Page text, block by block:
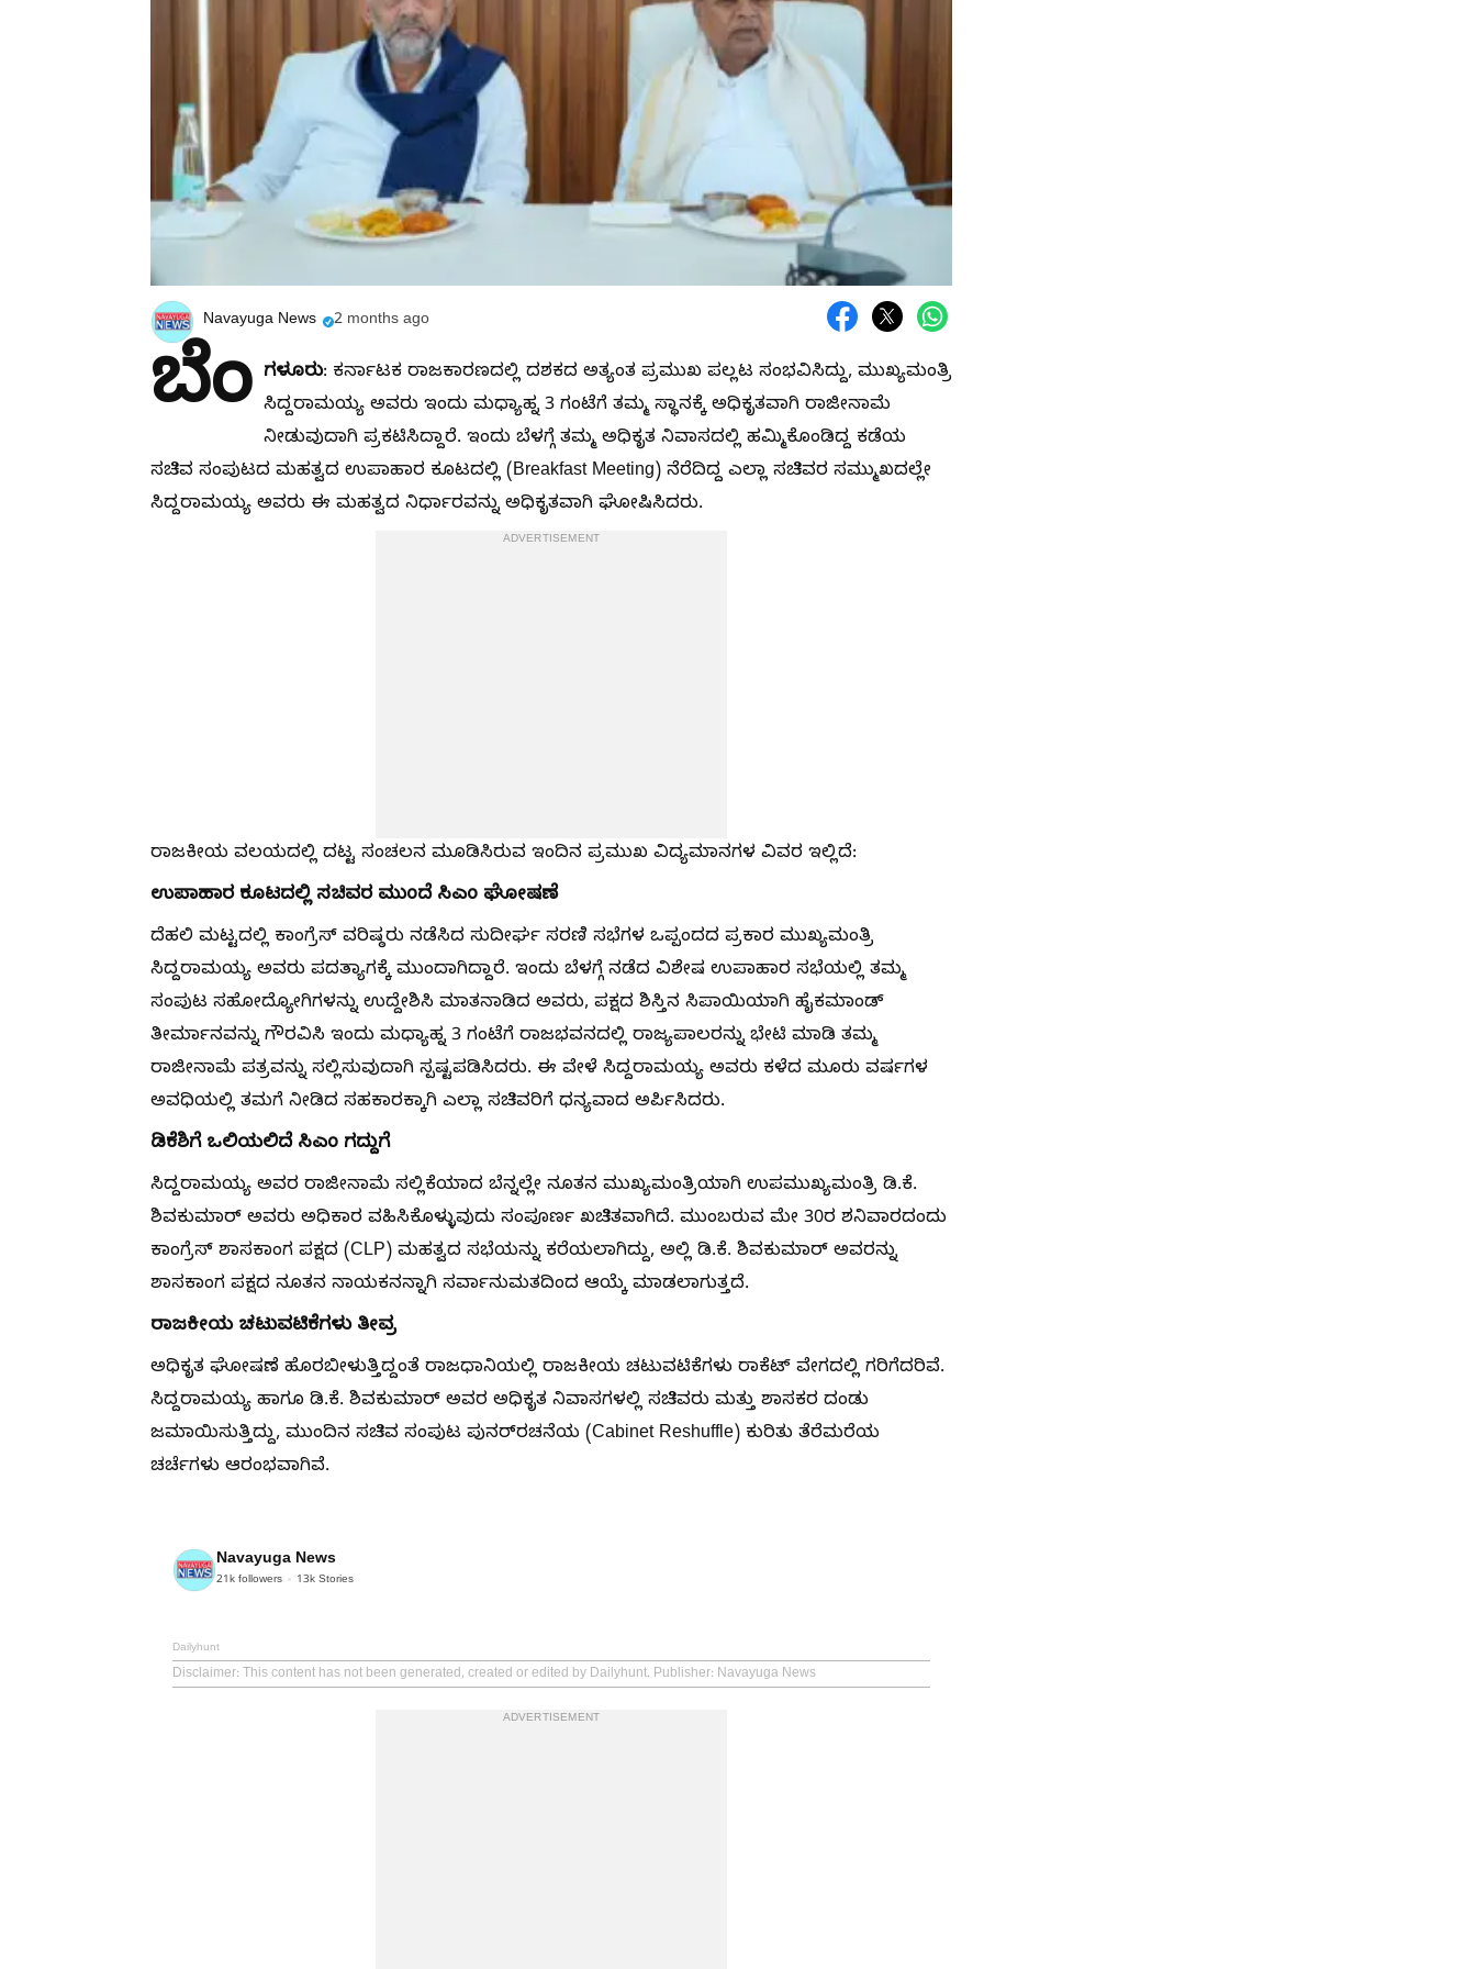
Navayuga News 2 months ago
ಬೆಂ ಗಳೂರು: ಕರ್ನಾಟಕ ರಾಜಕಾರಣದಲ್ಲಿ ದಶಕದ ಅತ್ಯಂತ ಪ್ರಮುಖ ಪಲ್ಲಟ ಸಂಭವಿಸಿದ್ದು, ಮುಖ್ಯಮಂತ್ರಿ
ಸಿದ್ದರಾಮಯ್ಯ ಅವರು ಇಂದು ಮಧ್ಯಾಹ್ನ 3 ಗಂಟೆಗೆ ತಮ್ಮ ಸ್ಥಾನಕ್ಕೆ ಅಧಿಕೃತವಾಗಿ ರಾಜೀನಾಮೆ
ನೀಡುವುದಾಗಿ ಪ್ರಕಟಿಸಿದ್ದಾರೆ. ಇಂದು ಬೆಳಗ್ಗೆ ತಮ್ಮ ಅಧಿಕೃತ ನಿವಾಸದಲ್ಲಿ ಹಮ್ಮಿಕೊಂಡಿದ್ದ ಕಡೆಯ
ಸಚಿವ ಸಂಪುಟದ ಮಹತ್ವದ ಉಪಾಹಾರ ಕೂಟದಲ್ಲಿ (Breakfast Meeting) ನೆರೆದಿದ್ದ ಎಲ್ಲಾ ಸಚಿವರ ಸಮ್ಮುಖದಲ್ಲೇ
ಸಿದ್ದರಾಮಯ್ಯ ಅವರು ಈ ಮಹತ್ವದ ನಿರ್ಧಾರವನ್ನು ಅಧಿಕೃತವಾಗಿ ಘೋಷಿಸಿದರು.
ADVERTISEMENT
ರಾಜಕೀಯ ವಲಯದಲ್ಲಿ ದಟ್ಟ ಸಂಚಲನ ಮೂಡಿಸಿರುವ ಇಂದಿನ ಪ್ರಮುಖ ವಿದ್ಯಮಾನಗಳ ವಿವರ ಇಲ್ಲಿದೆ:
ಉಪಾಹಾರ ಕೂಟದಲ್ಲಿ ಸಚಿವರ ಮುಂದೆ ಸಿಎಂ ಘೋಷಣೆ
ದೆಹಲಿ ಮಟ್ಟದಲ್ಲಿ ಕಾಂಗ್ರೆಸ್ ವರಿಷ್ಠರು ನಡೆಸಿದ ಸುದೀರ್ಘ ಸರಣಿ ಸಭೆಗಳ ಒಪ್ಪಂದದ ಪ್ರಕಾರ ಮುಖ್ಯಮಂತ್ರಿ
ಸಿದ್ದರಾಮಯ್ಯ ಅವರು ಪದತ್ಯಾಗಕ್ಕೆ ಮುಂದಾಗಿದ್ದಾರೆ. ಇಂದು ಬೆಳಗ್ಗೆ ನಡೆದ ವಿಶೇಷ ಉಪಾಹಾರ ಸಭೆಯಲ್ಲಿ ತಮ್ಮ
ಸಂಪುಟ ಸಹೋದ್ಯೋಗಿಗಳನ್ನು ಉದ್ದೇಶಿಸಿ ಮಾತನಾಡಿದ ಅವರು, ಪಕ್ಷದ ಶಿಸ್ತಿನ ಸಿಪಾಯಿಯಾಗಿ ಹೈಕಮಾಂಡ್
ತೀರ್ಮಾನವನ್ನು ಗೌರವಿಸಿ ಇಂದು ಮಧ್ಯಾಹ್ನ 3 ಗಂಟೆಗೆ ರಾಜಭವನದಲ್ಲಿ ರಾಜ್ಯಪಾಲರನ್ನು ಭೇಟಿ ಮಾಡಿ ತಮ್ಮ
ರಾಜೀನಾಮೆ ಪತ್ರವನ್ನು ಸಲ್ಲಿಸುವುದಾಗಿ ಸ್ಪಷ್ಟಪಡಿಸಿದರು. ಈ ವೇಳೆ ಸಿದ್ದರಾಮಯ್ಯ ಅವರು ಕಳೆದ ಮೂರು ವರ್ಷಗಳ
ಅವಧಿಯಲ್ಲಿ ತಮಗೆ ನೀಡಿದ ಸಹಕಾರಕ್ಕಾಗಿ ಎಲ್ಲಾ ಸಚಿವರಿಗೆ ಧನ್ಯವಾದ ಅರ್ಪಿಸಿದರು.
ಡಿಕೆಶಿಗೆ ಒಲಿಯಲಿದೆ ಸಿಎಂ ಗದ್ದುಗೆ
ಸಿದ್ದರಾಮಯ್ಯ ಅವರ ರಾಜೀನಾಮೆ ಸಲ್ಲಿಕೆಯಾದ ಬೆನ್ನಲ್ಲೇ ನೂತನ ಮುಖ್ಯಮಂತ್ರಿಯಾಗಿ ಉಪಮುಖ್ಯಮಂತ್ರಿ ಡಿ.ಕೆ.
ಶಿವಕುಮಾರ್ ಅವರು ಅಧಿಕಾರ ವಹಿಸಿಕೊಳ್ಳುವುದು ಸಂಪೂರ್ಣ ಖಚಿತವಾಗಿದೆ. ಮುಂಬರುವ ಮೇ 30ರ ಶನಿವಾರದಂದು
ಕಾಂಗ್ರೆಸ್ ಶಾಸಕಾಂಗ ಪಕ್ಷದ (CLP) ಮಹತ್ವದ ಸಭೆಯನ್ನು ಕರೆಯಲಾಗಿದ್ದು, ಅಲ್ಲಿ ಡಿ.ಕೆ. ಶಿವಕುಮಾರ್ ಅವರನ್ನು
ಶಾಸಕಾಂಗ ಪಕ್ಷದ ನೂತನ ನಾಯಕನನ್ನಾಗಿ ಸರ್ವಾನುಮತದಿಂದ ಆಯ್ಕೆ ಮಾಡಲಾಗುತ್ತದೆ.
ರಾಜಕೀಯ ಚಟುವಟಿಕೆಗಳು ತೀವ್ರ
ಅಧಿಕೃತ ಘೋಷಣೆ ಹೊರಬೀಳುತ್ತಿದ್ದಂತೆ ರಾಜಧಾನಿಯಲ್ಲಿ ರಾಜಕೀಯ ಚಟುವಟಿಕೆಗಳು ರಾಕೆಟ್ ವೇಗದಲ್ಲಿ ಗರಿಗೆದರಿವೆ.
ಸಿದ್ದರಾಮಯ್ಯ ಹಾಗೂ ಡಿ.ಕೆ. ಶಿವಕುಮಾರ್ ಅವರ ಅಧಿಕೃತ ನಿವಾಸಗಳಲ್ಲಿ ಸಚಿವರು ಮತ್ತು ಶಾಸಕರ ದಂಡು
ಜಮಾಯಿಸುತ್ತಿದ್ದು, ಮುಂದಿನ ಸಚಿವ ಸಂಪುಟ ಪುನರ್‌ರಚನೆಯ (Cabinet Reshuffle) ಕುರಿತು ತೆರೆಮರೆಯ
ಚರ್ಚೆಗಳು ಆರಂಭವಾಗಿವೆ.
Navayuga News
21k followers 13k Stories
Dailyhunt
Disclaimer: This content has not been generated, created or edited by Dailyhunt. Publisher: Navayuga News
ADVERTISEMENT